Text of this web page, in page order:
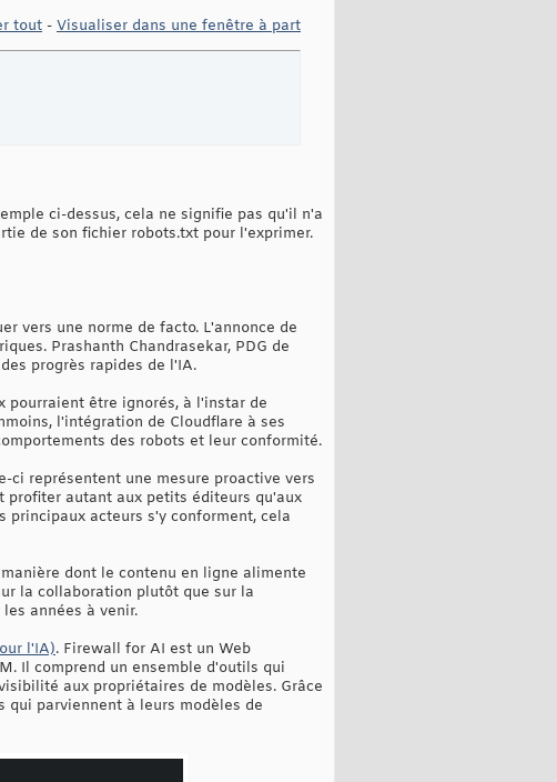
tout - Visualiser dans une fenêtre à part
ci-dessus, cela ne signifie pas qu'il n'a
de son fichier robots.txt pour l'exprimer.
vers une norme de facto. L'annonce de
Prashanth Chandrasekar, PDG de
progrès rapides de l'IA.
pourraient être ignorés, à l'instar de
l'intégration de Cloudflare à ses
des robots et leur conformité.
ci représentent une mesure proactive vers
profiter autant aux petits éditeurs qu'aux
principaux acteurs s'y conforment, cela
dont le contenu en ligne alimente
la collaboration plutôt que sur la
années à venir.
l'IA). Firewall for AI est un Web
Il comprend un ensemble d'outils qui
aux propriétaires de modèles. Grâce
parviennent à leurs modèles de